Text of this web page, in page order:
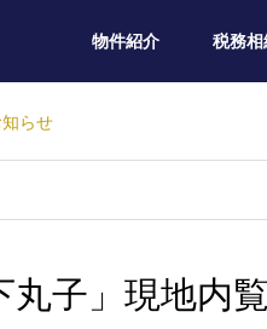
物件紹介 税務相
らせ
子」現地内